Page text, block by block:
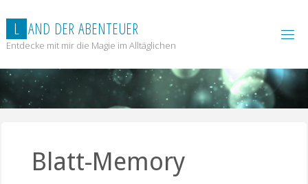
Inhalt
springen
L AND DER ABENTEUER
Entdecke mit mir die Magie im Alltäglichen
Blatt-Memory